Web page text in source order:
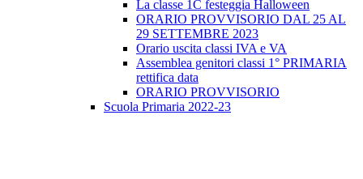
La classe 1C festeggia Halloween
ORARIO PROVVISORIO DAL 25 AL
29 SETTEMBRE 2023
Orario uscita classi IVA e VA
Assemblea genitori classi 1° PRIMARIA
rettifica data
ORARIO PROVVISORIO
Scuola Primaria 2022-23